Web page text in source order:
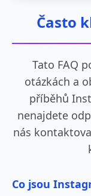
Často
Tato FAQ
otázkách a
příběhů
nenajdete
nás
Co jsou